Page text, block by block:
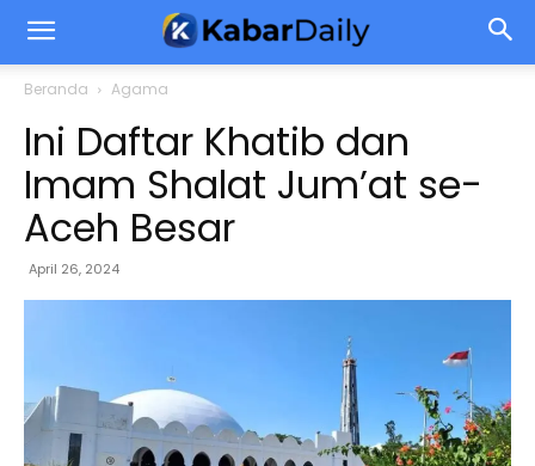
Beranda Agama
Ini Daftar Khatib dan
Imam Shalat Jum’at se-
Aceh Besar
April 26, 2024